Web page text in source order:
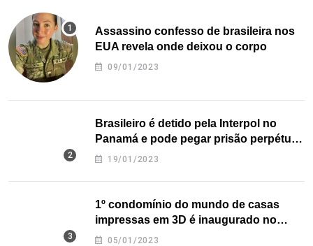
Assassino confesso de brasileira nos
EUA revela onde deixou o corpo
09/01/2023
Brasileiro é detido pela Interpol no
Panamá e pode pegar prisão perpétua
nos EUA
19/01/2023
1º condomínio do mundo de casas
impressas em 3D é inaugurado no
Texas
05/01/2023